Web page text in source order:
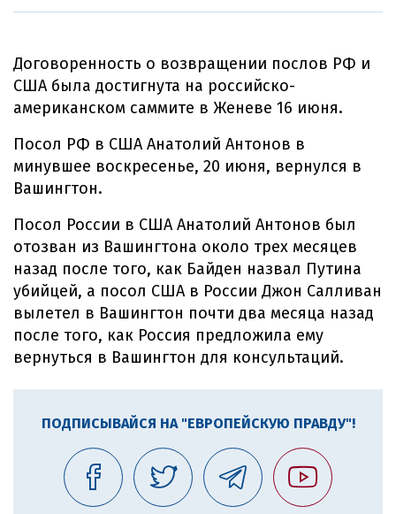
Договоренность о возвращении послов РФ и
США была достигнута на российско-
американском саммите в Женеве 16 июня.
Посол РФ в США Анатолий Антонов в
минувшее воскресенье, 20 июня, вернулся в
Вашингтон.
Посол России в США Анатолий Антонов был
отозван из Вашингтона около трех месяцев
назад после того, как Байден назвал Путина
убийцей, а посол США в России Джон Салливан
вылетел в Вашингтон почти два месяца назад
после того, как Россия предложила ему
вернуться в Вашингтон для консультаций.
ПОДПИСЫВАЙСЯ НА "ЕВРОПЕЙСКУЮ ПРАВДУ"!